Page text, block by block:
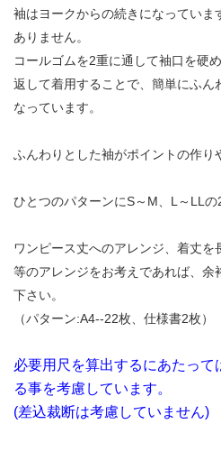
袖はヨークからの続きになっていま
ありません。
コールゴムを2重に通して袖口を硬
返して着用することで、簡単にふん
なっています。
ふんわりとした袖がポイントの作り
ひとつのパターンにS～M、L～LLの
ワンピース丈へのアレンジ、着丈を
等のアレンジをお考えであれば、余
下さい。
（パターン:A4--22枚、仕様書2枚）
必要用尺を算出するにあたっ
る事を考慮しています。
(差込裁断は考慮していません)